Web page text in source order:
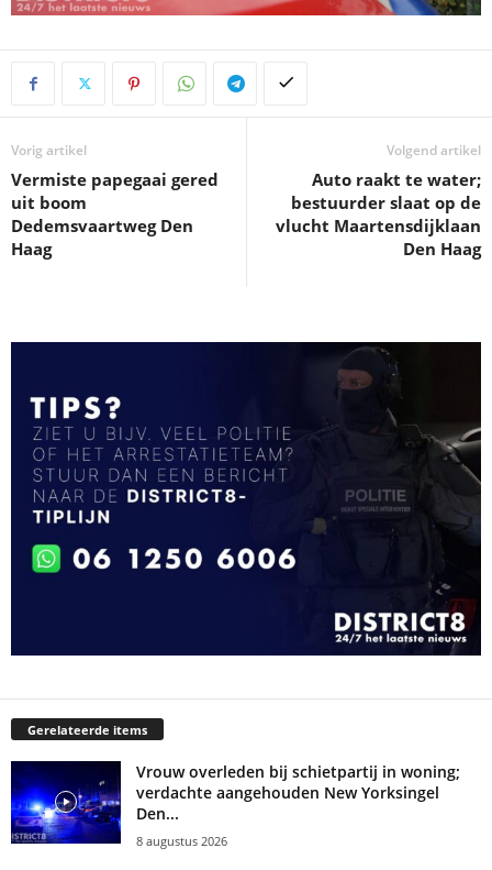
Vorig artikel
Vermiste papegaai gered
uit boom
Dedemsvaartweg Den
Haag
Volgend artikel
Auto raakt te water;
bestuurder slaat op de
vlucht Maartensdijklaan
Den Haag
Gerelateerde items
Vrouw overleden bij schietpartij in woning;
verdachte aangehouden New Yorksingel
Den...
8 augustus 2026